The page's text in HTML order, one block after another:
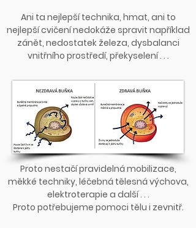
Ani ta nejlepší technika, hmat, ani to
nejlepší cvičení nedokáže spravit například
zánět, nedostatek železa, dysbalanci
vnitřního prostředí, překyselení . . .
Proto nestačí pravidelná mobilizace,
měkké techniky, léčebná tělesná výchova,
elektroterapie a další . . .
Proto potřebujeme pomoci tělu i zevnitř.